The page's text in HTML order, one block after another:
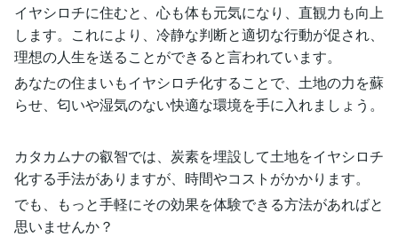
イヤシロチに住むと、心も体も元気になり、直観力も向上
します。これにより、冷静な判断と適切な行動が促され、
理想の人生を送ることができると言われています。
あなたの住まいもイヤシロチ化することで、土地の力を蘇
らせ、匂いや湿気のない快適な環境を手に入れましょう。
カタカムナの叡智では、炭素を埋設して土地をイヤシロチ
化する手法がありますが、時間やコストがかかります。
でも、もっと手軽にその効果を体験できる方法があればと
思いませんか？